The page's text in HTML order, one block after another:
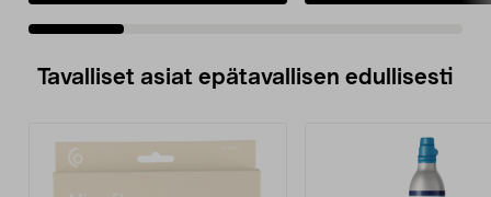
Tavalliset asiat epätavallisen edullisesti